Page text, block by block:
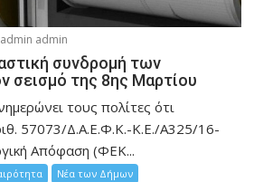
admin admin
συνδρομή των
σεισμό της 8ης Μαρτίου
τους πολίτες ότι
57073/Δ.Α.Ε.Φ.Κ.-Κ.Ε./Α325/16-
Απόφαση (ΦΕΚ...
Νέα των Δήμων